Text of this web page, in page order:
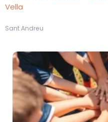
Vella
Sant Andreu